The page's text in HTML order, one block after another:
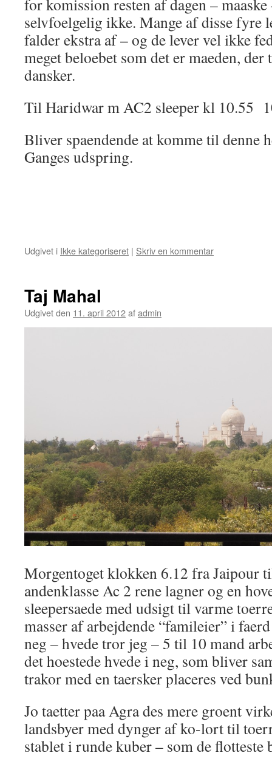
selvfoelgelig ikke. Mange af disse fyre
falder ekstra af – og de lever vel ikke
meget beloebet som det er maeden,
dansker.
Til Haridwar m AC2 sleeper kl 10.55
Bliver spaendende at komme til denne
Ganges udspring.
Udgivet i Ikke kategoriseret | Skriv en kommentar
Taj Mahal
Udgivet den 11. april 2012afadmin
Morgentoget klokken 6.12 fra Jaipour
andenklasse Ac 2 rene lagner og en
sleepersaede med udsigt til varme
masser af arbejdende “famileier” i
neg – hvede tror jeg – 5 til 10 mand
det hoestede hvede i neg, som bliver
trakor med en taersker placeres ved
Jo taetter paa Agra des mere groent
landsbyer med dynger af ko-lort til
stablet i runde kuber – som de flotteste